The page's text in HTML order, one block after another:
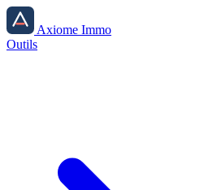
Axiome Immo
Outils